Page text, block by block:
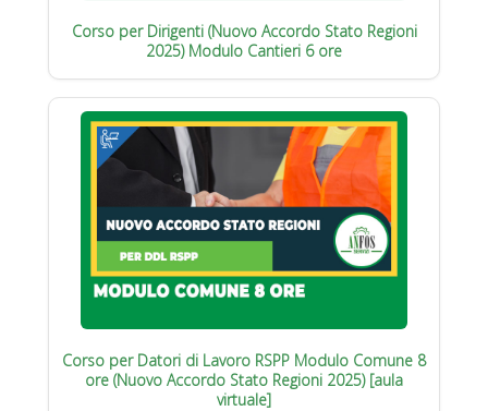
Corso per Dirigenti (Nuovo Accordo Stato Regioni
2025) Modulo Cantieri 6 ore
Corso per Datori di Lavoro RSPP Modulo Comune 8
ore (Nuovo Accordo Stato Regioni 2025) [aula
virtuale]